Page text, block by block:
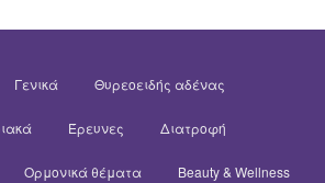
Γενικά Θυρεοειδής αδένας
Έρευνες Διατροφή
Ορμονικά θέματα Beauty & Wellness